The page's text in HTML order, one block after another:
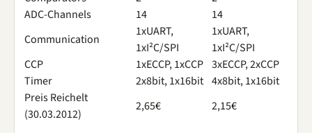
ADC-Channels
14
14
Communication
1xUART,
1xI²C/SPI
1xUART,
1xI²C/SPI
CCP
1xECCP, 1xCCP 3xECCP, 2xCCP
Timer
2x8bit, 1x16bit 4x8bit, 1x16bit
Preis Reichelt
(30.03.2012)
2,65€ 2,15€